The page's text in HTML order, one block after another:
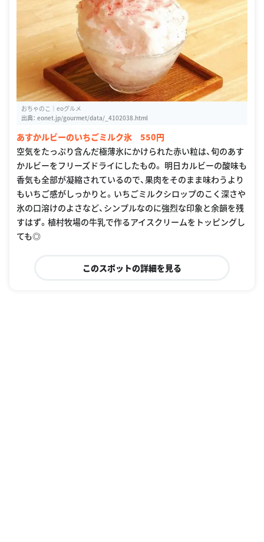
おちゃのこ｜eoグルメ
出典： eonet.jp/gourmet/data/_4102038.html
あすかルビーのいちごミルク氷 550円
空気をたっぷり含んだ極薄氷にかけられた赤い粒は、旬のあす
かルビーをフリーズドライにしたもの。 明日カルビーの酸味も
香気も全部が凝縮されているので、果肉をそのまま味わうより
もいちご感がしっかりと。いちごミルクシロップのこく深さや
氷の口溶けのよさなど、シンプルなのに強烈な印象と余韻を残
すはず。植村牧場の牛乳で作るアイスクリームをトッピングし
ても◎
このスポットの詳細を見る